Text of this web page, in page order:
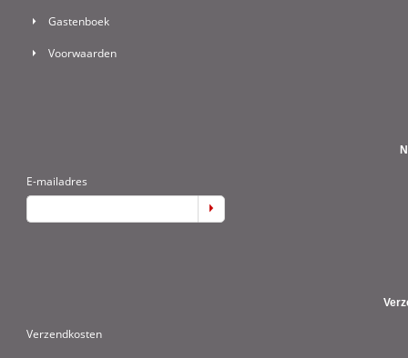
Gastenboek
Voorwaarden
E-mailadres
Verzendkosten